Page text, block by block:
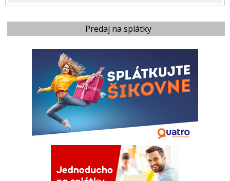
Predaj na splátky